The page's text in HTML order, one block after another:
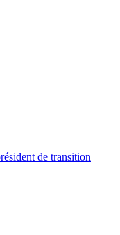
de transition